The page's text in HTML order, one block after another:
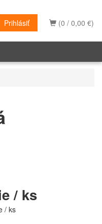
(0 / 0,00 €)
Prihlásiť
/ ks
/ ks